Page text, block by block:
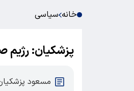
خانه سیاسی
پزشکیان: رژیم
مسعود